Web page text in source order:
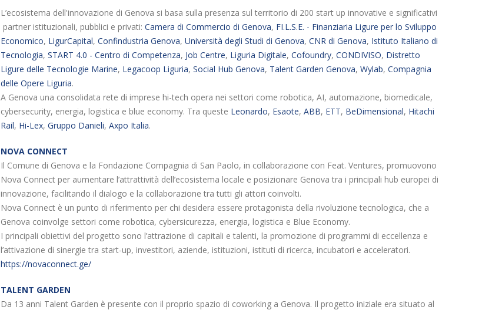
L’ecosistema dell'innovazione di Genova si basa sulla presenza sul territorio di 200 start up innovative e significativi
partner istituzionali, pubblici e privati: Camera di Commercio di Genova, FI.L.S.E. - Finanziaria Ligure per lo Sviluppo
Economico, LigurCapital, Confindustria Genova, Università degli Studi di Genova, CNR di Genova, Istituto Italiano di
Tecnologia, START 4.0 - Centro di Competenza, Job Centre, Liguria Digitale, Cofoundry, CONDIVISO, Distretto
Ligure delle Tecnologie Marine, Legacoop Liguria, Social Hub Genova, Talent Garden Genova, Wylab, Compagnia
delle Opere Liguria.
A Genova una consolidata rete di imprese hi-tech opera nei settori come robotica, AI, automazione, biomedicale,
cybersecurity, energia, logistica e blue economy. Tra queste Leonardo, Esaote, ABB, ETT, BeDimensional, Hitachi
Rail, Hi-Lex, Gruppo Danieli, Axpo Italia.
NOVA CONNECT
Il Comune di Genova e la Fondazione Compagnia di San Paolo, in collaborazione con Feat. Ventures, promuovono
Nova Connect per aumentare l’attrattività dell’ecosistema locale e posizionare Genova tra i principali hub europei di
innovazione, facilitando il dialogo e la collaborazione tra tutti gli attori coinvolti.
Nova Connect è un punto di riferimento per chi desidera essere protagonista della rivoluzione tecnologica, che a
Genova coinvolge settori come robotica, cybersicurezza, energia, logistica e Blue Economy.
I principali obiettivi del progetto sono l’attrazione di capitali e talenti, la promozione di programmi di eccellenza e
l’attivazione di sinergie tra start-up, investitori, aziende, istituzioni, istituti di ricerca, incubatori e acceleratori.
https://novaconnect.ge/
TALENT GARDEN
Da 13 anni Talent Garden è presente con il proprio spazio di coworking a Genova. Il progetto iniziale era situato al